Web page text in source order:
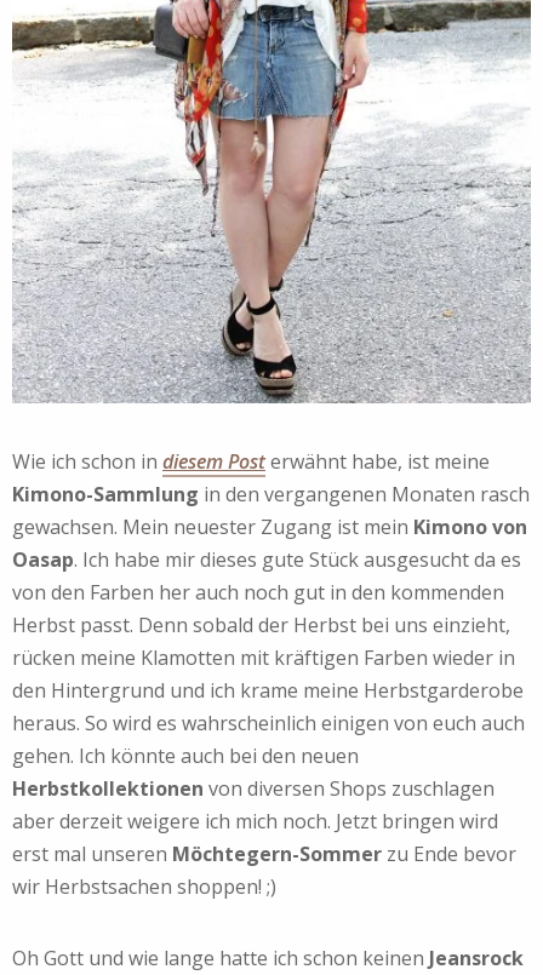
Wie ich schon in diesem Posterwähnt habe, ist meine
Kimono-Sammlung in den vergangenen Monaten rasch
gewachsen. Mein neuester Zugang ist mein Kimono von
Oasap. Ich habe mir dieses gute Stück ausgesucht da es
von den Farben her auch noch gut in den kommenden
Herbst passt. Denn sobald der Herbst bei uns einzieht,
rücken meine Klamotten mit kräftigen Farben wieder in
den Hintergrund und ich krame meine Herbstgarderobe
heraus. So wird es wahrscheinlich einigen von euch auch
gehen. Ich könnte auch bei den neuen
Herbstkollektionen von diversen Shops zuschlagen
aber derzeit weigere ich mich noch. Jetzt bringen wird
erst mal unseren Möchtegern-Sommer zu Ende bevor
wir Herbstsachen shoppen! ;)
Oh Gott und wie lange hatte ich schon keinen Jeansrock